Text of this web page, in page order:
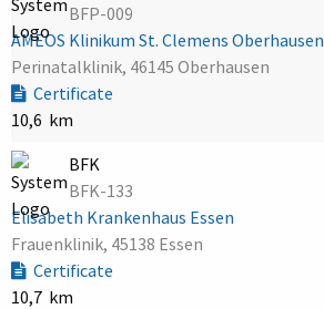
BFP-009
AMEOS Klinikum St. Clemens Oberhausen
Perinatalklinik, 46145 Oberhausen
Certificate
10,6 km
BFK
BFK-133
Elisabeth Krankenhaus Essen
Frauenklinik, 45138 Essen
Certificate
10,7 km